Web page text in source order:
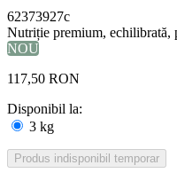
62373927c
Nutriție premium, echilibrată,
NOU
117,50 RON
Disponibil la:
3 kg
Produs indisponibil temporar